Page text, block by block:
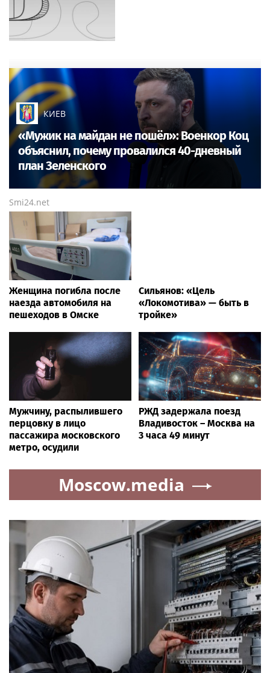
КИЕВ
«Мужик на майдан не пошёл»: Военкор Коц
объяснил, почему провалился 40-дневный
план Зеленского
Smi24.net
Женщина погибла после
наезда автомобиля на
пешеходов в Омске
Сильянов: «Цель
«Локомотива» — быть в
тройке»
Мужчину, распылившего
перцовку в лицо
пассажира московского
метро, осудили
РЖД задержала поезд
Владивосток – Москва на
3 часа 49 минут
Moscow.media